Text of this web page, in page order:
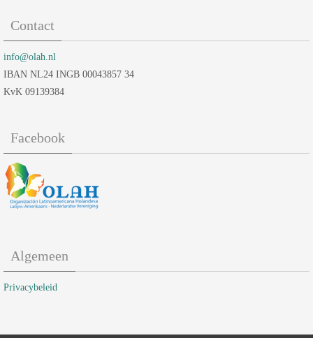
Contact
info@olah.nl
IBAN NL24 INGB 00043857 34
KvK 09139384
Facebook
Algemeen
Privacybeleid